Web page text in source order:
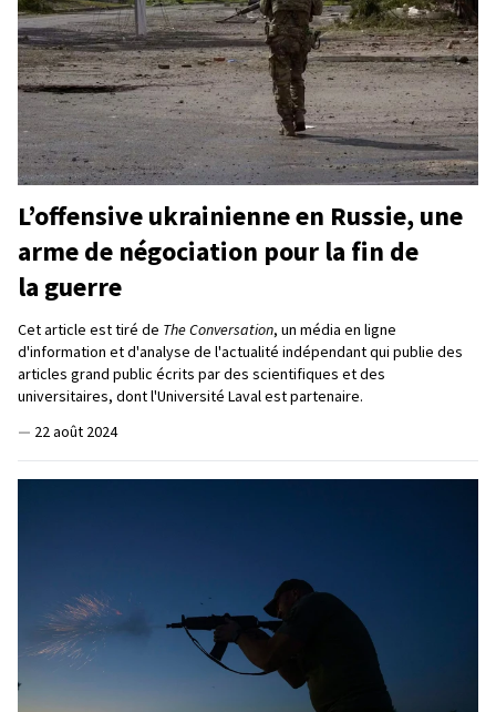
L’offensive ukrainienne en Russie, une
arme de négociation pour la fin de
la guerre
Cet article est tiré de The Conversation, un média en ligne
d'information et d'analyse de l'actualité indépendant qui publie des
articles grand public écrits par des scientifiques et des
universitaires, dont l'Université Laval est partenaire.
— 22 août 2024